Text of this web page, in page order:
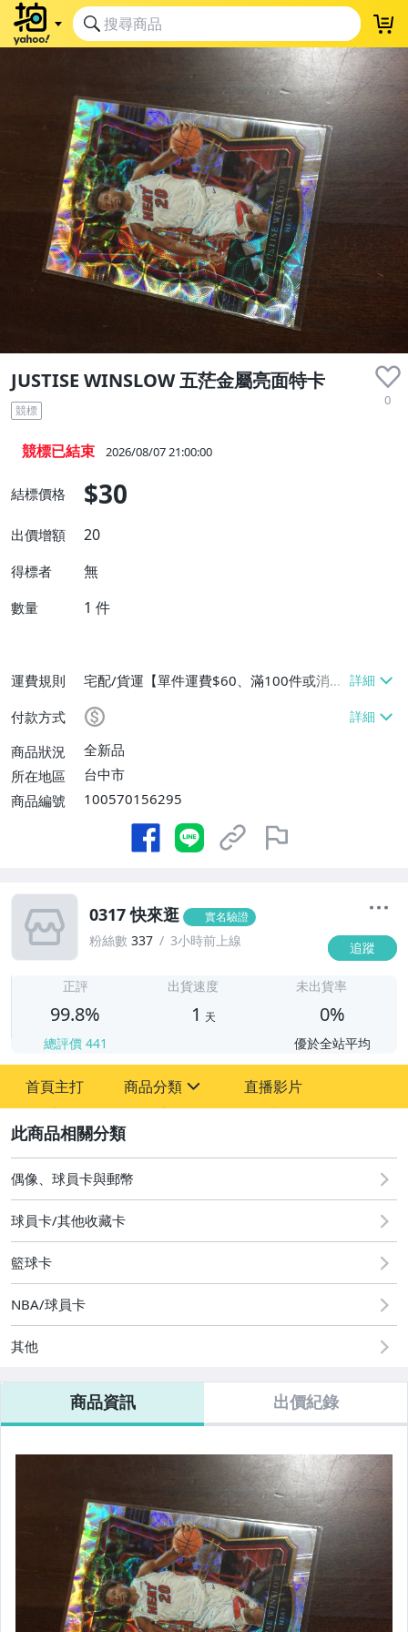
JUSTISE WINSLOW 五茫金屬亮面特卡
0
競標
競標已結束 2026/08/07 21:00:00
結標價格 $30
出價增額 20
得標者 無
數量 1 件
運費規則
宅配/貨運【單件運費$60、滿100件或消費
滿$9999免運費】
付款方式
商品狀況
全新品
所在地區
台中市
商品編號
100570156295
0317 快來逛 實名驗證
粉絲數 337 3小時前上線 追蹤
正評
99.8%
總評價 441
出貨速度
1 天
未出貨率
0%
優於全站平均
首頁主打 商品分類
偶像、球員卡與郵幣
直播影片
偶像、球員卡與郵幣
球員卡/其他收藏卡
籃球卡
NBA/球員卡
其他
商品資訊 出價紀錄